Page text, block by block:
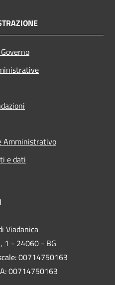
Amministrativo
e dati
Viadanica
1 - 24060 - BG
00714750163
00714750163